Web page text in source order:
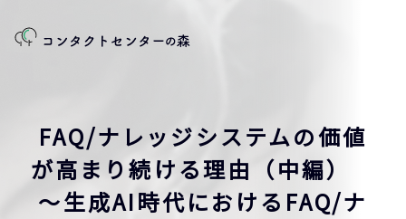
FAQ/ナレッジシステムの価値
が高まり続ける理由（中編）
～生成AI時代におけるFAQ/ナ